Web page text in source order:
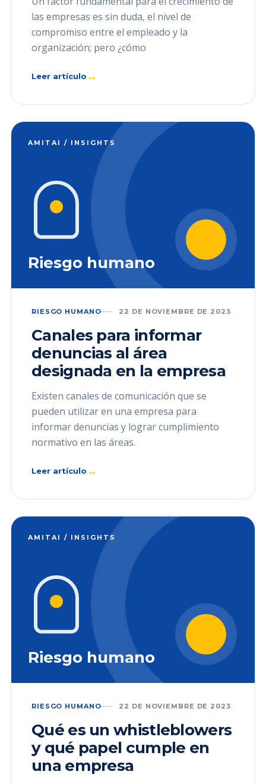
las empresas es sin duda, el nivel de
compromiso entre el empleado y la
organización; pero ¿cómo
Leer artículo →
AMITAI / INSIGHTS
Riesgo humano
RIESGO HUMANO 22 DE NOVIEMBRE DE 2023
Canales para informar
denuncias al área
designada en la empresa
Existen canales de comunicación que se
pueden utilizar en una empresa para
informar denuncias y lograr cumplimiento
normativo en las áreas.
Leer artículo →
AMITAI / INSIGHTS
Riesgo humano
RIESGO HUMANO 22 DE NOVIEMBRE DE 2023
Qué es un whistleblowers
y qué papel cumple en
una empresa